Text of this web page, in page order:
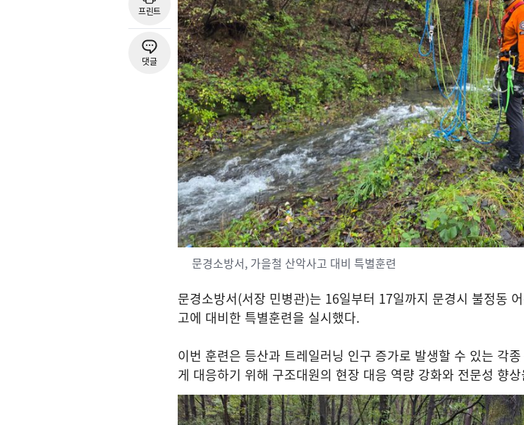
프린트
댓글
문경소방서, 가을철 산악사고 대비 특별훈련
문경소방서(서장 민병관)는 16일부터 17일까지 문경시 불정동
고에 대비한 특별훈련을 실시했다.
이번 훈련은 등산과 트레일러닝 인구 증가로 발생할 수 있는 각
게 대응하기 위해 구조대원의 현장 대응 역량 강화와 전문성 향